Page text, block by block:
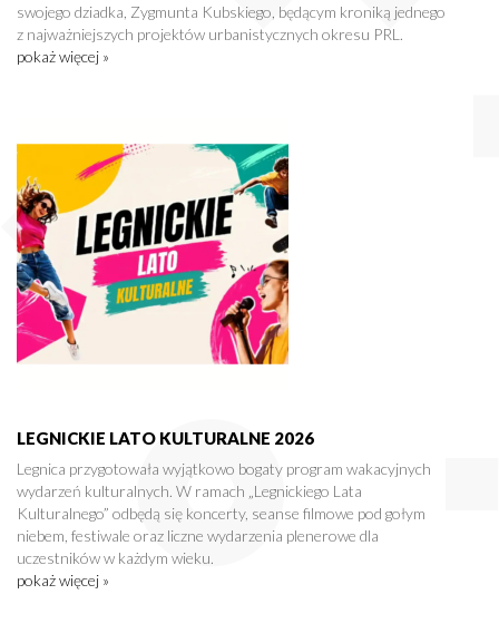
swojego dziadka, Zygmunta Kubskiego, będącym kroniką jednego
z najważniejszych projektów urbanistycznych okresu PRL.
pokaż więcej »
LEGNICKIE LATO KULTURALNE 2026
Legnica przygotowała wyjątkowo bogaty program wakacyjnych
wydarzeń kulturalnych. W ramach „Legnickiego Lata
Kulturalnego” odbędą się koncerty, seanse filmowe pod gołym
niebem, festiwale oraz liczne wydarzenia plenerowe dla
uczestników w każdym wieku.
pokaż więcej »